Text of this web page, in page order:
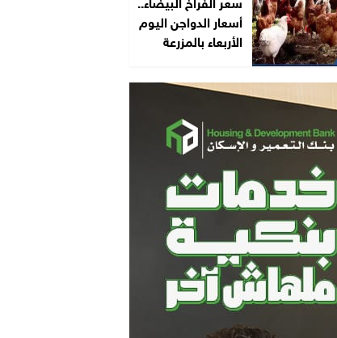
أسعار الدواجن اليوم
الأربعاء بالمزرعة